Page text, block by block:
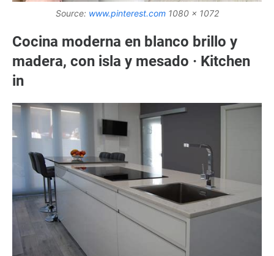
Source: www.pinterest.com1080 x 1072
Cocina moderna en blanco brillo y
madera, con isla y mesado · Kitchen
in